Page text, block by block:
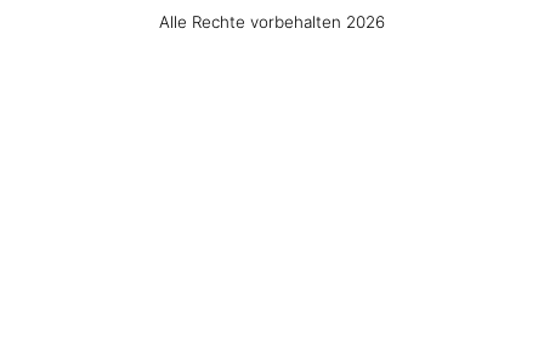
Alle Rechte vorbehalten 2026